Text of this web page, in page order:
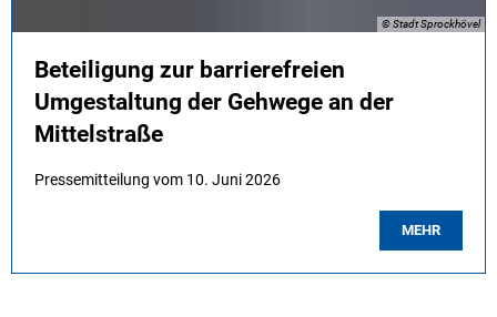
© Stadt Sprockhövel
Beteiligung zur barrierefreien
Umgestaltung der Gehwege an der
Mittelstraße
Pressemitteilung vom 10. Juni 2026
MEHR